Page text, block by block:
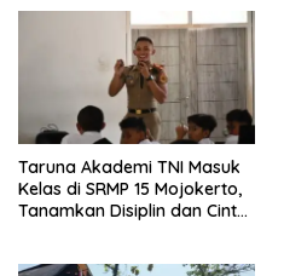
Taruna Akademi TNI Masuk
Kelas di SRMP 15 Mojokerto,
Tanamkan Disiplin dan Cinta